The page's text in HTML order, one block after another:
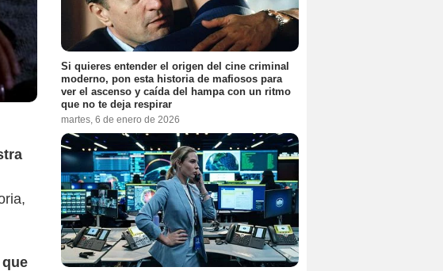
Si quieres entender el origen del cine criminal
moderno, pon esta historia de mafiosos para
ver el ascenso y caída del hampa con un ritmo
que no te deja respirar
martes, 6 de enero de 2026